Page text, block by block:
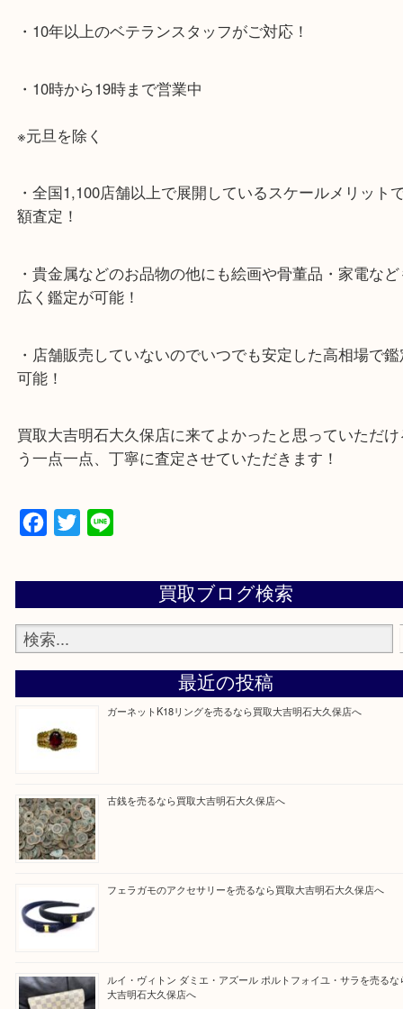
JR神戸線「大久保駅」
より徒歩10分
・お車でのご来店の方
ナビ検索「大吉明石大久保店」で検索してくだい。
2号線大久保西交差点を北へ曲がってすぐ！
・10時から19時まで営業中
※元旦を除く
額査定！
・貴金属などのお品物の他にも絵画や骨董品・家電
広く鑑定が可能！
・店舗販売していないのでいつでも安定した高相場
可能！
買取大吉明石大久保店に来てよかったと思ってい
Facebook
Twitter